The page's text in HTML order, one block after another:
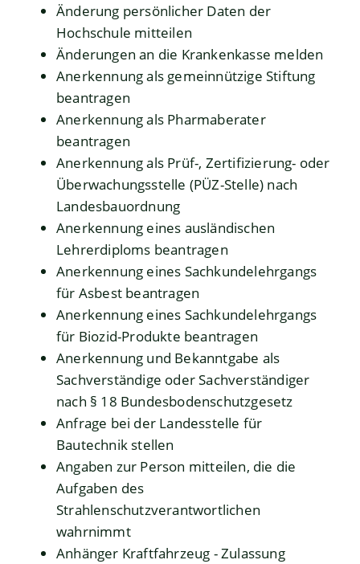
Änderung persönlicher Daten der
Hochschule mitteilen
Änderungen an die Krankenkasse melden
Anerkennung als gemeinnützige Stiftung
beantragen
Anerkennung als Pharmaberater
beantragen
Anerkennung als Prüf-, Zertifizierung- oder
Überwachungsstelle (PÜZ-Stelle) nach
Landesbauordnung
Anerkennung eines ausländischen
Lehrerdiploms beantragen
Anerkennung eines Sachkundelehrgangs
für Asbest beantragen
Anerkennung eines Sachkundelehrgangs
für Biozid-Produkte beantragen
Anerkennung und Bekanntgabe als
Sachverständige oder Sachverständiger
nach § 18 Bundesbodenschutzgesetz
Anfrage bei der Landesstelle für
Bautechnik stellen
Angaben zur Person mitteilen, die die
Aufgaben des
Strahlenschutzverantwortlichen
wahrnimmt
Anhänger Kraftfahrzeug - Zulassung